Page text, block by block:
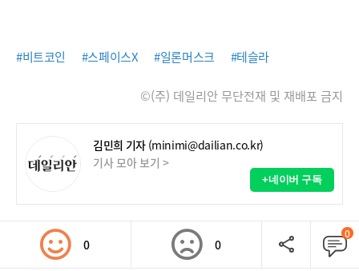
#비트코인 #스페이스X #일론머스크 #테슬라
©(주) 데일리안 무단전재 및 재배포 금지
김민희 기자 (minimi@dailian.co.kr)
기사 모아 보기 >
+네이버 구독
0 0
0